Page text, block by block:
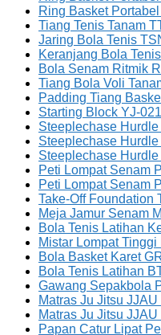
Ring Basket
Tiang Tenis Tanam
Jaring Bola Tenis
Keranjang Bola
Bola Senam Ritmik
Tiang Bola Voli
Padding Tiang
Starting Block YJ-021
Steeplechase
Steeplechase
Steeplechase
Peti Lompat Senam
Peti Lompat Senam
Take-Off Foundation
Meja Jamur Senam
Bola Tenis Latihan
Mistar Lompat Tinggi
Bola Basket Karet
Bola Tenis Latihan
Gawang Sepakbola
Matras Ju Jitsu
Matras Ju Jitsu
Papan Catur Lipat